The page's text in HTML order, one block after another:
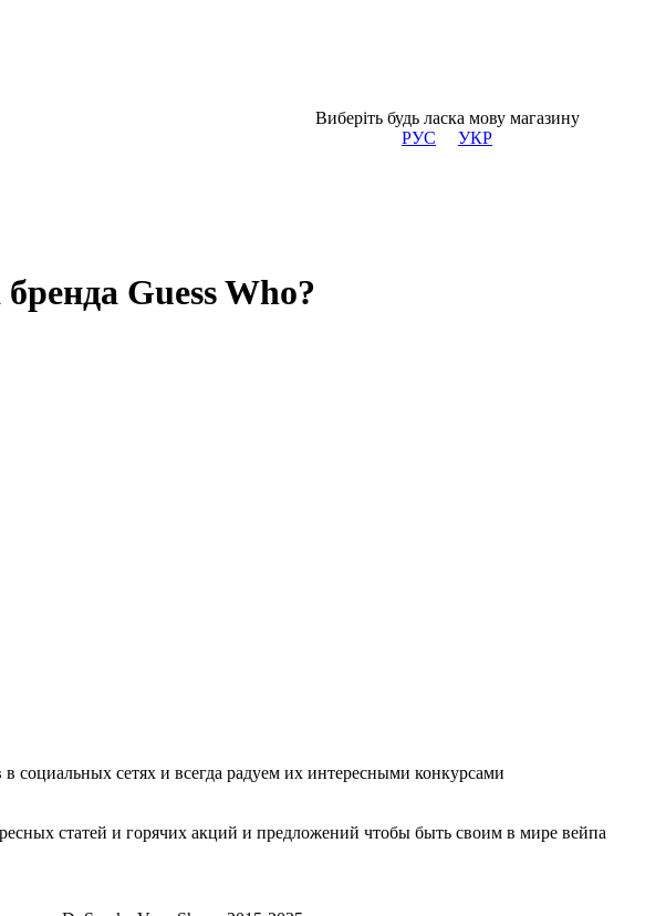
Виберіть будь ласка мову магазину
РУС
УКР
Guess Who?
сетях и всегда радуем их интересными конкурсами
статей и горячих акций и предложений чтобы быть своим в мире вейпа